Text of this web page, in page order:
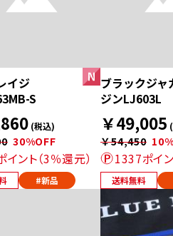
イジ
S
(税込)
30%OFF
ント（3％還元）
#新品
ブラックジャ
ジンLJ603L
￥49,005
￥54,450
1337ポイン
送料無料